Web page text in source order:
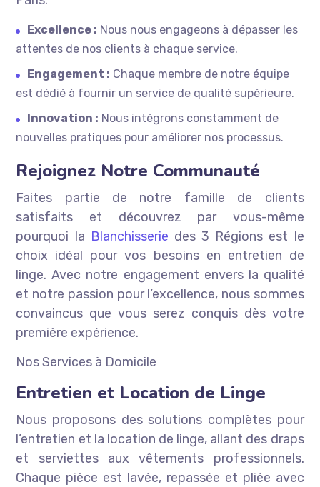
Excellence : Nous nous engageons à dépasser les
attentes de nos clients à chaque service.
Engagement : Chaque membre de notre équipe
est dédié à fournir un service de qualité supérieure.
Innovation : Nous intégrons constamment de
nouvelles pratiques pour améliorer nos processus.
Rejoignez Notre Communauté
Faites partie de notre famille de clients
satisfaits et découvrez par vous-même
pourquoi la Blanchisserie des 3 Régions est le
choix idéal pour vos besoins en entretien de
linge. Avec notre engagement envers la qualité
et notre passion pour l’excellence, nous sommes
convaincus que vous serez conquis dès votre
première expérience.
Nos Services à Domicile
Entretien et Location de Linge
Nous proposons des solutions complètes pour
l’entretien et la location de linge, allant des draps
et serviettes aux vêtements professionnels.
Chaque pièce est lavée, repassée et pliée avec